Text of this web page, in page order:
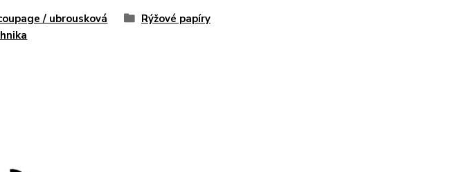
/ ubrousková
Rýžové papíry